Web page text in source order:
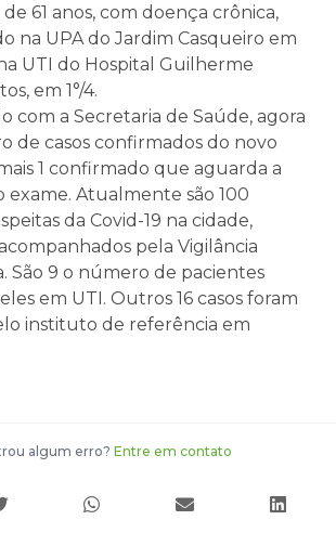
61 anos, com doença crônica,
na UPA do Jardim Casqueiro em
UTI do Hospital Guilherme
em 1°/4.
com a Secretaria de Saúde, agora
de casos confirmados do novo
1 confirmado que aguarda a
exame. Atualmente são 100
da Covid-19 na cidade,
pela Vigilância
São 9 o número de pacientes
em UTI. Outros 16 casos foram
instituto de referência em
algum erro? Entre em contato